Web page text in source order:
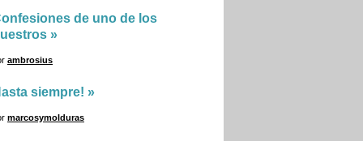
de uno de los
»
ambrosius
siempre! »
marcosymolduras